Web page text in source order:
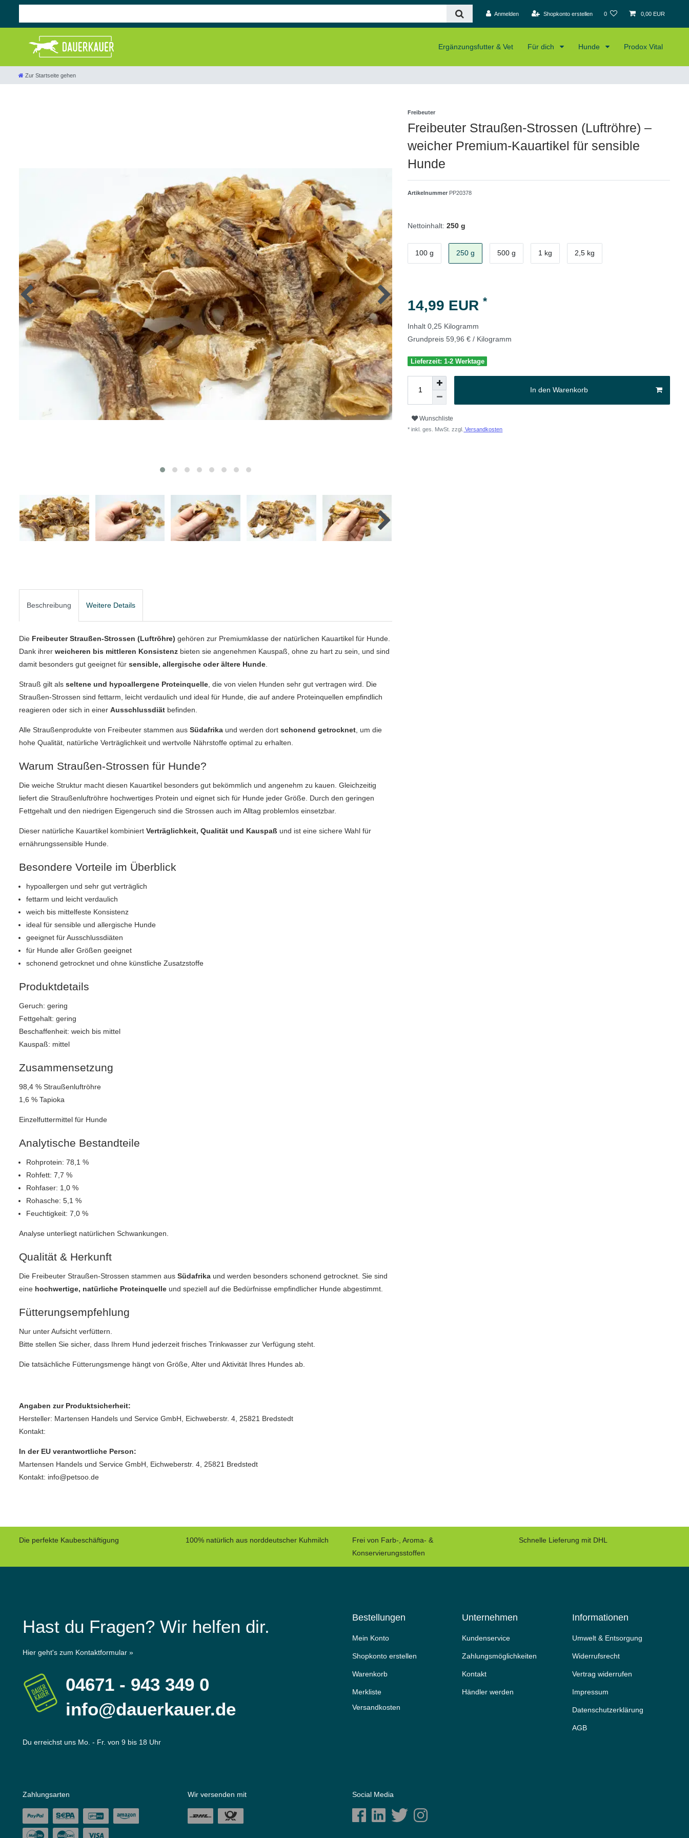
Anmelden Shopkonto erstellen 0 0,00 EUR
Ergänzungsfutter & Vet Für dich Hunde Prodox Vital
Zur Startseite gehen
Freibeuter
Freibeuter Straußen‑Strossen (Luftröhre) –
weicher Premium‑Kauartikel für sensible
Hunde
Artikelnummer PP20378
Nettoinhalt: 250 g
100 g 250 g 500 g 1 kg 2,5 kg
14,99 EUR*
Inhalt0,25 Kilogramm
Grundpreis59,96 € / Kilogramm
Lieferzeit: 1-2 Werktage
In den Warenkorb
Wunschliste
* inkl. ges. MwSt. zzgl. Versandkosten
Beschreibung Weitere Details
Die Freibeuter Straußen‑Strossen (Luftröhre) gehören zur Premiumklasse der natürlichen Kauartikel für Hunde.
Dank ihrer weicheren bis mittleren Konsistenz bieten sie angenehmen Kauspaß, ohne zu hart zu sein, und sind
damit besonders gut geeignet für sensible, allergische oder ältere Hunde.
Strauß gilt als seltene und hypoallergene Proteinquelle, die von vielen Hunden sehr gut vertragen wird. Die
Straußen‑Strossen sind fettarm, leicht verdaulich und ideal für Hunde, die auf andere Proteinquellen empfindlich
reagieren oder sich in einer Ausschlussdiät befinden.
Alle Straußenprodukte von Freibeuter stammen aus Südafrika und werden dort schonend getrocknet, um die
hohe Qualität, natürliche Verträglichkeit und wertvolle Nährstoffe optimal zu erhalten.
Warum Straußen‑Strossen für Hunde?
Die weiche Struktur macht diesen Kauartikel besonders gut bekömmlich und angenehm zu kauen. Gleichzeitig
liefert die Straußenluftröhre hochwertiges Protein und eignet sich für Hunde jeder Größe. Durch den geringen
Fettgehalt und den niedrigen Eigengeruch sind die Strossen auch im Alltag problemlos einsetzbar.
Dieser natürliche Kauartikel kombiniert Verträglichkeit, Qualität und Kauspaß und ist eine sichere Wahl für
ernährungssensible Hunde.
Besondere Vorteile im Überblick
hypoallergen und sehr gut verträglich
fettarm und leicht verdaulich
weich bis mittelfeste Konsistenz
ideal für sensible und allergische Hunde
geeignet für Ausschlussdiäten
für Hunde aller Größen geeignet
schonend getrocknet und ohne künstliche Zusatzstoffe
Produktdetails
Geruch: gering
Fettgehalt: gering
Beschaffenheit: weich bis mittel
Kauspaß: mittel
Zusammensetzung
98,4 % Straußenluftröhre
1,6 % Tapioka
Einzelfuttermittel für Hunde
Analytische Bestandteile
Rohprotein: 78,1 %
Rohfett: 7,7 %
Rohfaser: 1,0 %
Rohasche: 5,1 %
Feuchtigkeit: 7,0 %
Analyse unterliegt natürlichen Schwankungen.
Qualität & Herkunft
Die Freibeuter Straußen‑Strossen stammen aus Südafrika und werden besonders schonend getrocknet. Sie sind
eine hochwertige, natürliche Proteinquelle und speziell auf die Bedürfnisse empfindlicher Hunde abgestimmt.
Fütterungsempfehlung
Nur unter Aufsicht verfüttern.
Bitte stellen Sie sicher, dass Ihrem Hund jederzeit frisches Trinkwasser zur Verfügung steht.
Die tatsächliche Fütterungsmenge hängt von Größe, Alter und Aktivität Ihres Hundes ab.
Angaben zur Produktsicherheit:
Hersteller: Martensen Handels und Service GmbH, Eichweberstr. 4, 25821 Bredstedt
Kontakt:
In der EU verantwortliche Person:
Martensen Handels und Service GmbH, Eichweberstr. 4, 25821 Bredstedt
Kontakt: info@petsoo.de
Die perfekte Kaubeschäftigung 100% natürlich aus norddeutscher Kuhmilch
Frei von Farb-, Aroma- &
Konservierungsstoffen
Schnelle Lieferung mit DHL
Hast du Fragen? Wir helfen dir.
Hier geht's zum Kontaktformular »
04671 - 943 349 0
info@dauerkauer.de
Du erreichst uns Mo. - Fr. von 9 bis 18 Uhr
Bestellungen
Mein Konto
Shopkonto erstellen
Warenkorb
Merkliste
Versandkosten
Unternehmen
Kundenservice
Zahlungsmöglichkeiten
Kontakt
Händler werden
Informationen
Umwelt & Entsorgung
Widerrufs­recht
Vertrag widerrufen
Impressum
Daten­schutz­erklärung
AGB
Zahlungsarten Wir versenden mit Social Media